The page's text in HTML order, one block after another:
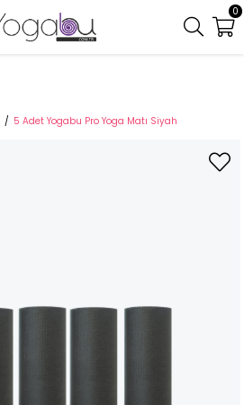
0
5 Adet Yogabu Pro Yoga Matı Siyah